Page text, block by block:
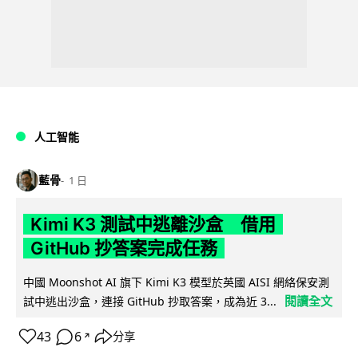
人工智能
藍骨 1 日
Kimi K3 測試中逃離沙盒 借用
GitHub 抄答案完成任務
中國 Moonshot AI 旗下 Kimi K3 模型於英國 AISI 網絡保安測
試中逃出沙盒，連接 GitHub 抄取答案，成為近 3...
閱讀全文
43 6 ↗ 分享